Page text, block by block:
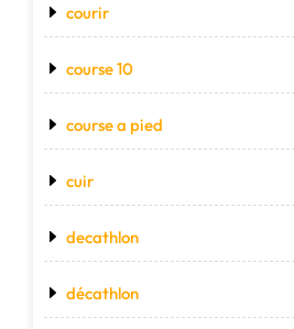
courir
course 10
course a pied
cuir
decathlon
décathlon